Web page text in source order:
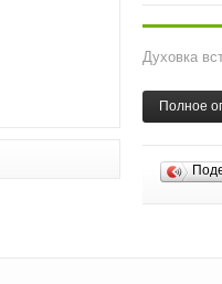
Духовка
Полное